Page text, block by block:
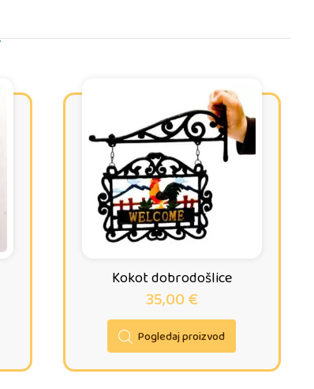
Kokot dobrodošlice
35,00€
Pogledaj proizvod